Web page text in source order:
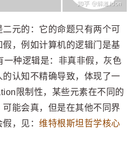
元的：它的命题只有两个可
，例如计算机的逻辑门是基
一种逻辑是：非真非假，灰色
认知不精确导致，体现了一
限制性，某些元素在不同的
可能会真，但是在其他不同界
，见： 维特根斯坦哲学核心